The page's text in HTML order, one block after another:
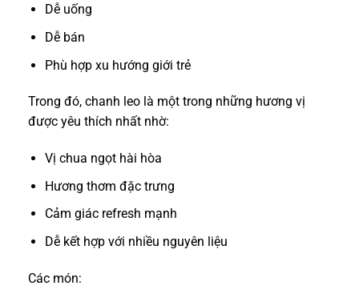
Dễ uống
Dễ bán
Phù hợp xu hướng giới trẻ
Trong đó, chanh leo là một trong những hương vị
được yêu thích nhất nhờ:
Vị chua ngọt hài hòa
Hương thơm đặc trưng
Cảm giác refresh mạnh
Dễ kết hợp với nhiều nguyên liệu
Các món: